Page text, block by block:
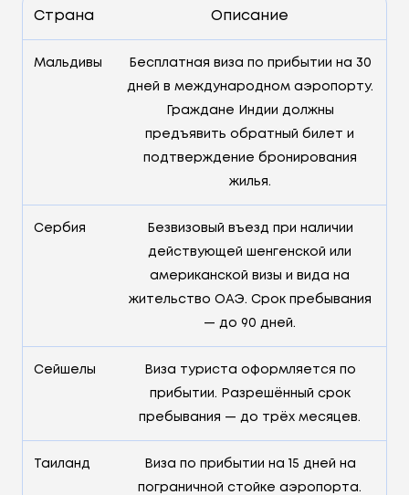
Страна Описание
Мальдивы Бесплатная виза по прибытии на 30
дней в международном аэропорту.
Граждане Индии должны
предъявить обратный билет и
подтверждение бронирования
жилья.
Сербия Безвизовый въезд при наличии
действующей шенгенской или
американской визы и вида на
жительство ОАЭ. Срок пребывания
— до 90 дней.
Сейшелы Виза туриста оформляется по
прибытии. Разрешённый срок
пребывания — до трёх месяцев.
Таиланд Виза по прибытии на 15 дней на
пограничной стойке аэропорта.